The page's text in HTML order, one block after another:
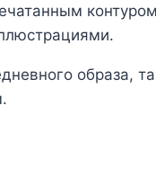
образа,